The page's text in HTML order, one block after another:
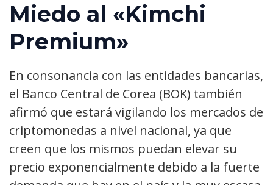
Miedo al «Kimchi
Premium»
En consonancia con las entidades bancarias,
el Banco Central de Corea (BOK) también
afirmó que estará vigilando los mercados de
criptomonedas a nivel nacional, ya que
creen que los mismos puedan elevar su
precio exponencialmente debido a la fuerte